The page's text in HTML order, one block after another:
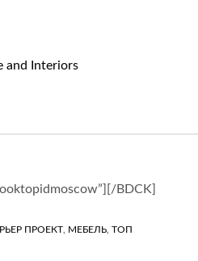
BDCK]
ПРОЕКТ, МЕБЕЛЬ, ТОП